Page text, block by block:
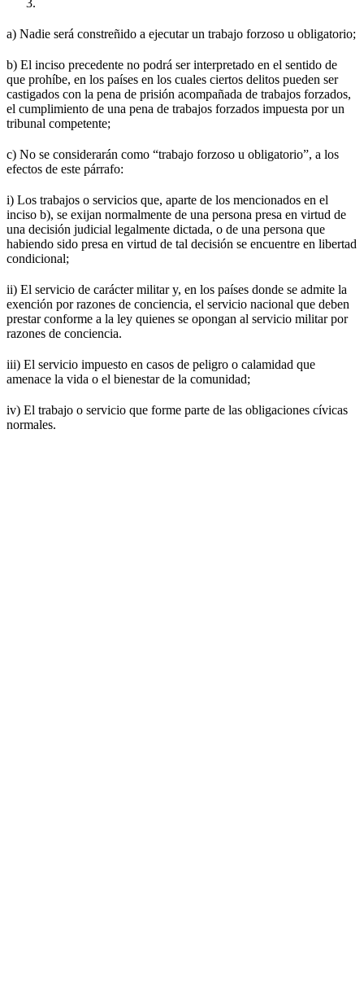
a) Nadie será constreñido a ejecutar un trabajo forzoso u obligatorio;
b) El inciso precedente no podrá ser interpretado en el sentido de
que prohíbe, en los países en los cuales ciertos delitos pueden ser
castigados con la pena de prisión acompañada de trabajos forzados,
el cumplimiento de una pena de trabajos forzados impuesta por un
tribunal competente;
c) No se considerarán como “trabajo forzoso u obligatorio”, a los
efectos de este párrafo:
i) Los trabajos o servicios que, aparte de los mencionados en el
inciso b), se exijan normalmente de una persona presa en virtud de
una decisión judicial legalmente dictada, o de una persona que
habiendo sido presa en virtud de tal decisión se encuentre en libertad
condicional;
ii) El servicio de carácter militar y, en los países donde se admite la
exención por razones de conciencia, el servicio nacional que deben
prestar conforme a la ley quienes se opongan al servicio militar por
razones de conciencia.
iii) El servicio impuesto en casos de peligro o calamidad que
amenace la vida o el bienestar de la comunidad;
iv) El trabajo o servicio que forme parte de las obligaciones cívicas
normales.